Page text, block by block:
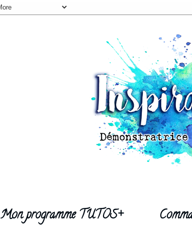
Mon programme TUTOS+